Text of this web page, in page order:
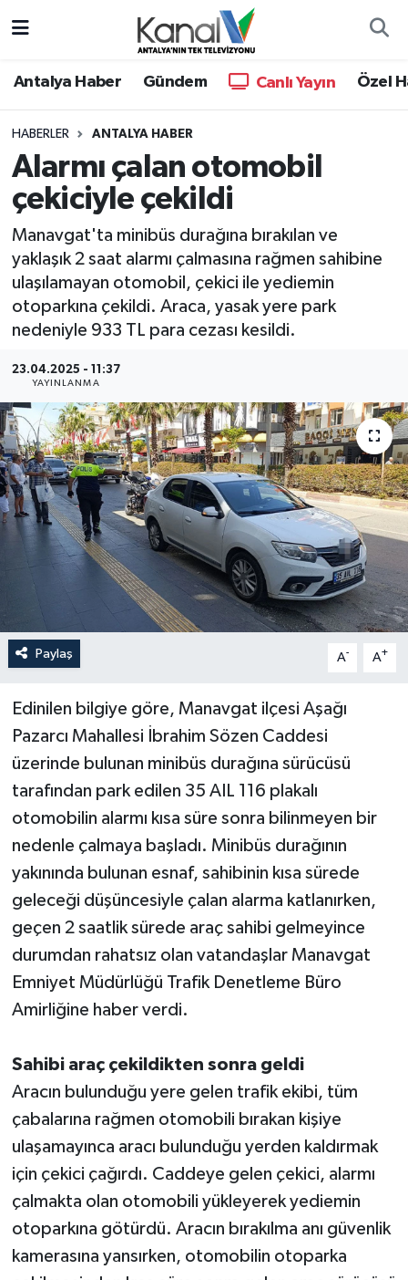
Antalya Haber Gündem Canlı Yayın Özel
HABERLER ANTALYA HABER
Alarmı çalan otomobil
çekiciyle çekildi
Manavgat'ta minibüs durağına bırakılan ve
yaklaşık 2 saat alarmı çalmasına rağmen sahibine
ulaşılamayan otomobil, çekici ile yediemin
otoparkına çekildi. Araca, yasak yere park
nedeniyle 933 TL para cezası kesildi.
23.04.2025 - 11:37
YAYINLANMA
Paylaş A- A+
Edinilen bilgiye göre, Manavgat ilçesi Aşağı
Pazarcı Mahallesi İbrahim Sözen Caddesi
üzerinde bulunan minibüs durağına sürücüsü
tarafından park edilen 35 AIL 116 plakalı
otomobilin alarmı kısa süre sonra bilinmeyen bir
nedenle çalmaya başladı. Minibüs durağının
yakınında bulunan esnaf, sahibinin kısa sürede
geleceği düşüncesiyle çalan alarma katlanırken,
geçen 2 saatlik sürede araç sahibi gelmeyince
durumdan rahatsız olan vatandaşlar Manavgat
Emniyet Müdürlüğü Trafik Denetleme Büro
Amirliğine haber verdi.
Sahibi araç çekildikten sonra geldi
Aracın bulunduğu yere gelen trafik ekibi, tüm
çabalarına rağmen otomobili bırakan kişiye
ulaşamayınca aracı bulunduğu yerden kaldırmak
için çekici çağırdı. Caddeye gelen çekici, alarmı
çalmakta olan otomobili yükleyerek yediemin
otoparkına götürdü. Aracın bırakılma anı güvenlik
kamerasına yansırken, otomobilin otoparka
Antalya Haber
Dünya
Eğitim
Ekonomi
Gündem
Haberler
KANALV Spor
Kültür Sanat
Magazin
Öğle Bülteni
Siyaset
Sosyal medya
Spor
Televizyon
Turizm
Yaşam
Hava Durumu
Trafik Durumu
Süper Lig Puan Durumu ve Fikstür
Tüm Manşetler
Son Dakika Haberleri